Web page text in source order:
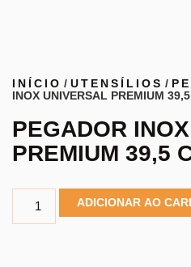
INÍCIO /UTENSÍLIOS /
INOX UNIVERSAL PREMIUM
PEGADOR
PREMIUM 39,5
ADICIONAR AO